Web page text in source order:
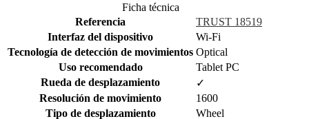
Ficha técnica
Referencia
TRUST 18519
Interfaz del dispositivo
Wi-Fi
Tecnología de detección de movimientos Optical
Uso recomendado
Tablet PC
Rueda de desplazamiento
✓
Resolución de movimiento
1600
Tipo de desplazamiento
Wheel